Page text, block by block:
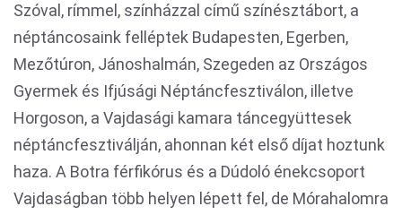
Szóval, rímmel, színházzal című színésztábort, a
néptáncosaink felléptek Budapesten, Egerben,
Mezőtúron, Jánoshalmán, Szegeden az Országos
Gyermek és Ifjúsági Néptáncfesztiválon, illetve
Horgoson, a Vajdasági kamara táncegyüttesek
néptáncfesztiválján, ahonnan két első díjat hoztunk
haza. A Botra férfikórus és a Dúdoló énekcsoport
Vajdaságban több helyen lépett fel, de Mórahalomra